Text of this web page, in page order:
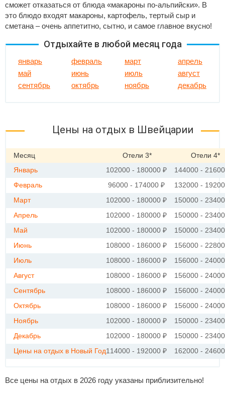
сможет отказаться от блюда «макароны по-альпийски». В
это блюдо входят макароны, картофель, тертый сыр и
сметана – очень аппетитно, сытно, и самое главное вкусно!
Отдыхайте в любой месяц года
январь февраль март
апрель
май
июнь июль
август
сентябрь
октябрь ноябрь декабрь
Цены на отдых в Швейцарии
Месяц Отели 3*
Отели 4*
Январь
102000 - 180000 ₽
144000 -
Февраль
96000 - 174000 ₽
132000 -
Март
102000 - 180000 ₽
150000 -
Апрель
102000 - 180000 ₽
150000 -
Май
102000 - 180000 ₽
150000 -
Июнь
108000 - 186000 ₽
156000 -
Июль
108000 - 186000 ₽
156000 -
Август
108000 - 186000 ₽
156000 -
Сентябрь
108000 - 186000 ₽
156000 -
Октябрь
108000 - 186000 ₽
156000 -
Ноябрь
102000 - 180000 ₽
150000 -
Декабрь
102000 - 180000 ₽
150000 -
Цены на отдых в Новый Год114000 - 192000 ₽ 162000 -
Все цены на отдых в 2026 году указаны приблизительно!